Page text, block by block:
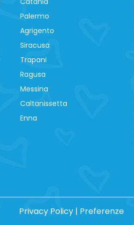
Palermo
Agrigento
Siracusa
Trapani
Ragusa
Messina
Caltanissetta
Enna
Privacy Policy| Preferenze